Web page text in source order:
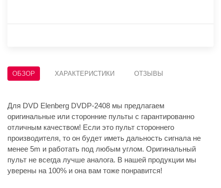
ОБЗОР ХАРАКТЕРИСТИКИ ОТЗЫВЫ
Для DVD Elenberg DVDP-2408 мы предлагаем
оригинальные или сторонние пульты с гарантированно
отличным качеством! Если это пульт стороннего
производителя, то он будет иметь дальность сигнала не
менее 5m и работать под любым углом. Оригинальный
пульт не всегда лучше аналога. В нашей продукции мы
уверены на 100% и она вам тоже понравится!